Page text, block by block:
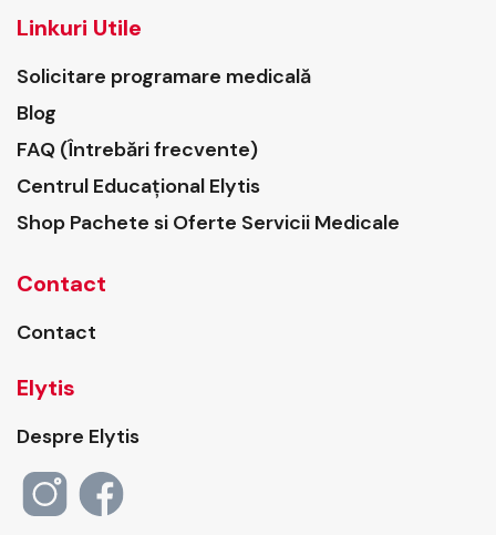
Linkuri Utile
Solicitare programare medicală
Blog
FAQ (Întrebări frecvente)
Centrul Educațional Elytis
Shop Pachete si Oferte Servicii Medicale
Contact
Contact
Elytis
Despre Elytis